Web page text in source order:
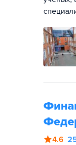
4.6